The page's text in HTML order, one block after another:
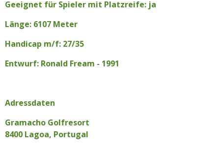
Geeignet für Spieler mit Platzreife: ja
Länge: 6107 Meter
Handicap m/f: 27/35
Entwurf: Ronald Fream - 1991
Adressdaten
Gramacho Golfresort
8400 Lagoa, Portugal